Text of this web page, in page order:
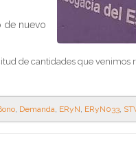
de nuevo
de cantidades que venimos
, Demanda, ERyN, ERyN033,